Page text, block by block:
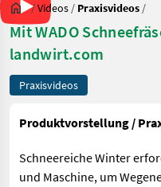
/Videos / Praxisvideos /
Mit WADO
landwirt.com
Praxisvideos
Produktvorstellung /
Schneereiche Winter
und Maschine, um